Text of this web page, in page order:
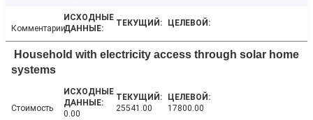
Комментарии
Household with electricity access through solar home
systems
Стоимость
0.00
25541.00 17800.00